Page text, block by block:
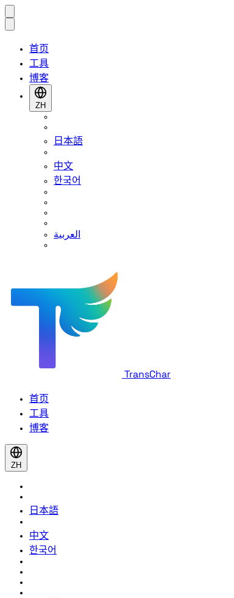
首页
工具
博客
ZH
日本語
中文
한국어
العربية
TransChar
首页
工具
博客
ZH
日本語
中文
한국어